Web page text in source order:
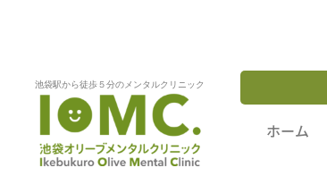
池袋駅から徒歩５分のメンタルクリニック
ホーム